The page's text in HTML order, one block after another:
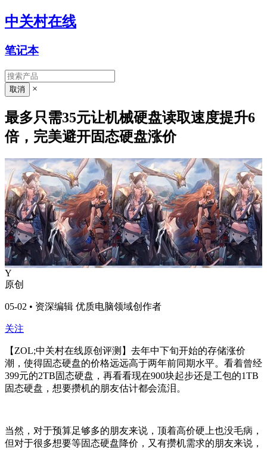
中关村在线
笔记本
×
最多只需35元让机械硬盘读取速度提升6
倍，完美避开固态硬盘涨价
Y
原创
05-02 • 资深编辑 优质电脑领域创作者
关注
【ZOL;中关村在线原创评测】去年中下旬开始的存储涨价
潮，使得固态硬盘的价格远远高于两年前同期水平。看着曾经
399元的2TB固态硬盘，再看看现在900块起步还是工包的1TB
固态硬盘，想要攒机的朋友估计都会流泪。
当然，对于预算足够多的朋友来说，顶着高价硬上也没毛病，
但对于很多想要等固态硬盘降价，又有攒机需求的朋友来说，